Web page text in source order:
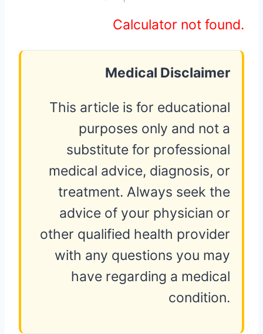
Calculator not found.
Medical Disclaimer
This article is for educational
purposes only and not a
substitute for professional
medical advice, diagnosis, or
treatment. Always seek the
advice of your physician or
other qualified health provider
with any questions you may
have regarding a medical
condition.